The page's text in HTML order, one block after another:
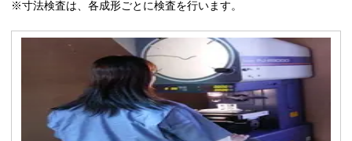
※寸法検査は、各成形ごとに検査を行います。